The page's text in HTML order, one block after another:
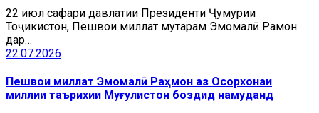
22 июл сафари давлатии Президенти Ҷумҳурии
Тоҷикистон, Пешвои миллат муҳтарам Эмомалӣ Раҳмон
дар…
22.07.2026
Пешвои миллат Эмомалӣ Раҳмон аз Осорхонаи
миллии таърихии Муғулистон боздид намуданд